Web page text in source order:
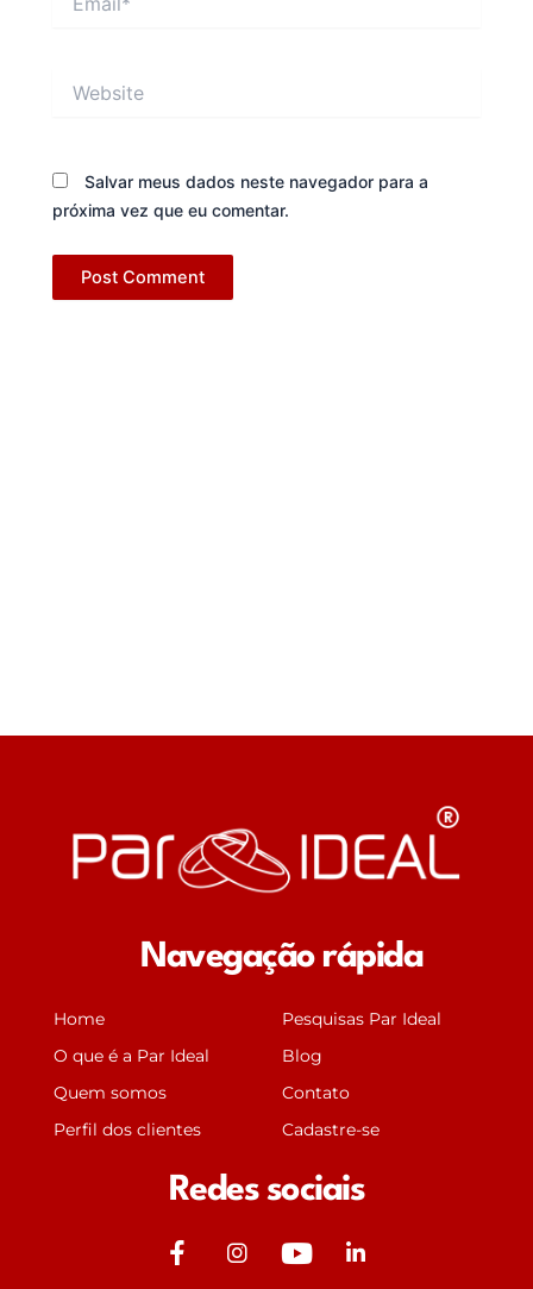
Salvar meus dados neste navegador para a
próxima vez que eu comentar.
Navegação rápida
Home
O que é a Par Ideal
Quem somos
Perfil dos clientes
Pesquisas Par Ideal
Blog
Contato
Cadastre-se
Redes sociais
J
J
Y
J